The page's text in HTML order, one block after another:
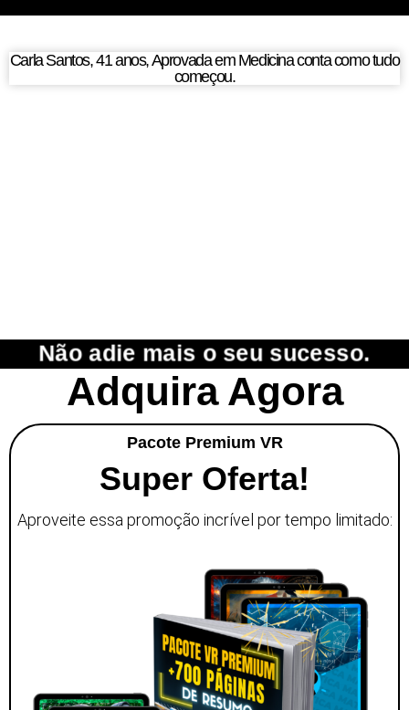
Carla Santos, 41 anos, Aprovada em Medicina conta como tudo
começou.​
Não adie mais o seu sucesso.​
Adquira Agora
Pacote Premium VR
Super Oferta!
Aproveite essa promoção incrível por tempo limitado: